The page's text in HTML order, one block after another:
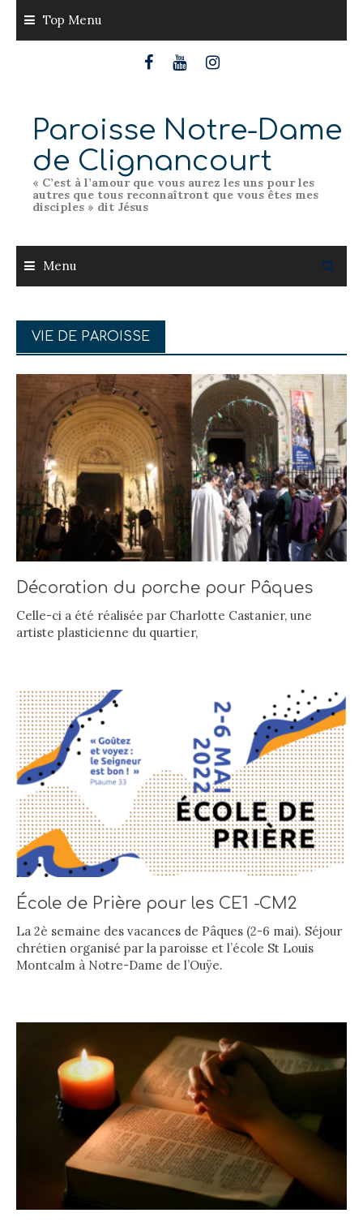
content
Top Menu
Paroisse Notre-Dame
de Clignancourt
« C’est à l’amour que vous aurez les uns pour les
autres que tous reconnaîtront que vous êtes mes
disciples » dit Jésus
Menu
VIE DE PAROISSE
Décoration du porche pour Pâques
Celle-ci a été réalisée par Charlotte Castanier, une
artiste plasticienne du quartier,
École de Prière pour les CE1 -CM2
La 2è semaine des vacances de Pâques (2-6 mai). Séjour
chrétien organisé par la paroisse et l’école St Louis
Montcalm à Notre-Dame de l’Ouÿe.